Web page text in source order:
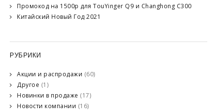
Промокод на 1500р для TouYinger Q9 и Changhong C300
Китайский Новый Год 2021
РУБРИКИ
Акции и распродажи (60)
Другое (1)
Новинки в продаже (17)
Новости компании (16)